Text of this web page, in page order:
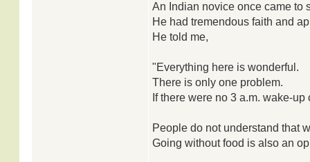
An Indian novice once came to
He had tremendous faith and
He told me,
"Everything here is wonderful.
There is only one problem.
If there were no 3 a.m. wake-
People do not understand that
Going without food is also an